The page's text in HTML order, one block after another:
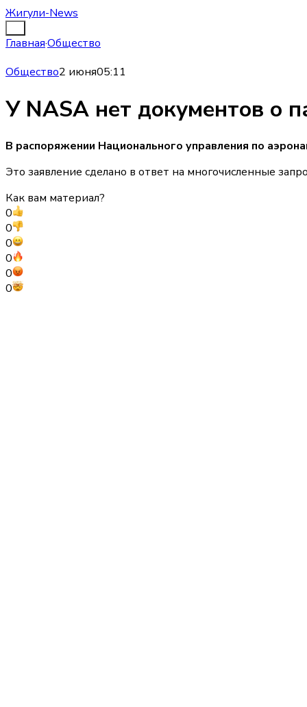
Жигули-News
Главная·Общество
Общество2 июня05:11
У NASA нет документов о
В распоряжении Национального управления по
Это заявление сделано в ответ на многочисленные
Как вам материал?
0
0
0
0
0
0